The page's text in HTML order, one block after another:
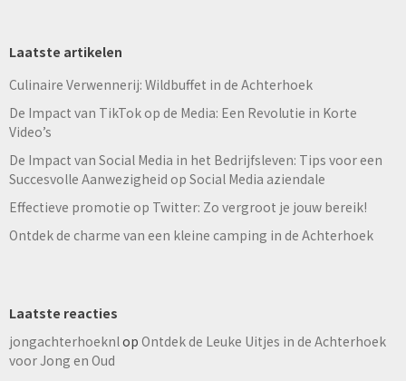
Laatste artikelen
Culinaire Verwennerij: Wildbuffet in de Achterhoek
De Impact van TikTok op de Media: Een Revolutie in Korte
Video’s
De Impact van Social Media in het Bedrijfsleven: Tips voor een
Succesvolle Aanwezigheid op Social Media aziendale
Effectieve promotie op Twitter: Zo vergroot je jouw bereik!
Ontdek de charme van een kleine camping in de Achterhoek
Laatste reacties
jongachterhoeknl op Ontdek de Leuke Uitjes in de Achterhoek
voor Jong en Oud